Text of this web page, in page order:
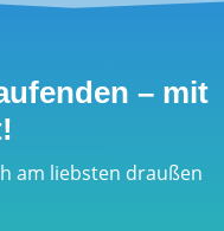
– mit
am liebsten draußen